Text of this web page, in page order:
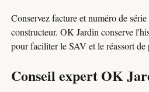
Conservez facture et numéro de
constructeur. OK Jardin conserve
pour faciliter le SAV et le réassort de
Conseil expert OK